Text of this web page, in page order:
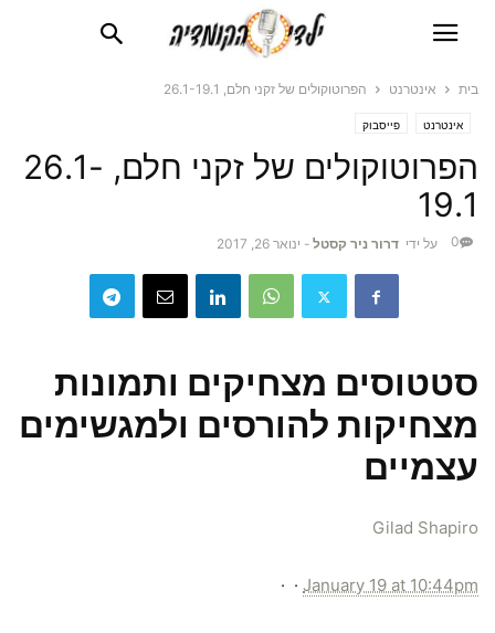
בית אינטרנט הפרוטוקולים של זקני חלם, 26.1-19.1
אינטרנט פייסבוק
הפרוטוקולים של זקני חלם, 26.1-
19.1
על ידי דרור ניר קסטל - ינואר 26, 2017 0
סטטוסים מצחיקים ותמונות
מצחיקות להורסים ולמגשימים
עצמיים
Gilad Shapiro
January 19 at 10:44pm
·
·